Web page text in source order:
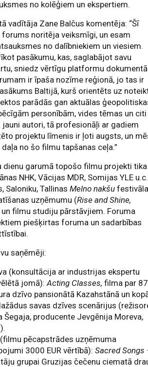
no kolēģiem un ekspertiem.
vadītāja Zane Balčus komentēja: “Šī
noritēja veiksmīgi, un esam
no dalībniekiem un viesiem.
pasākumu, kas, saglabājot savu
sniedz vērtīgu platformu
ir īpaša nozīme reģionā, jo tas ir
Baltijā, kurš orientēts uz
parādās gan aktuālas
personībām, vides tēmas un citi
autori, tā profesionāļi ar gadiem
projektu līmenis ir ļoti augsts, un
no šo filmu tapšanas ceļa.”
dienu garumā topošo filmu projekti tika
NHK, Vācijas MDR, Somijas YLE
Saloniku, TallinasMelno nakšufestivāla
uzņēmumu (Rise and Shine,
un filmu studiju pārstāvjiem. Foruma
piešķirtas foruma un sadarbības
saņēmēji:
(konsultācija ar industrijas ekspertu
jomā): Acting Classes,filma par 87
dzīvo pansionātā Kazahstānā un
savas dzīves scenārijus
Šegaja, producente Jevgēnija Moreva,
pēcapstrādes uzņēmuma
3000 EUR vērtībā): Sacred Songs
grupai Gruzijas čečenu ciematā